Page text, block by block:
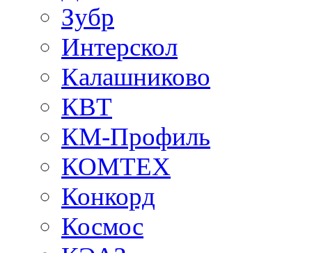
Зубр
Интерскол
Калашниково
КВТ
КМ-Профиль
КОМТЕХ
Конкорд
Космос